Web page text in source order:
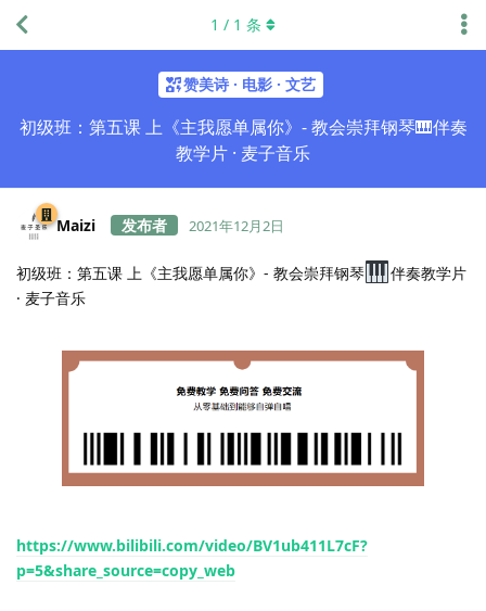
赞美诗 · 电影 · 文艺
初级班：第五课 上《主我愿单属你》- 教会崇拜钢琴🎹伴奏
教学片 · 麦子音乐
1 / 1 条
Maizi 2021年12月2日
初级班：第五课 上《主我愿单属你》- 教会崇拜钢琴
伴奏教学片
· 麦子音乐
https://www.bilibili.com/video/BV1ub411L7cF?
p=5&share_source=copy_web